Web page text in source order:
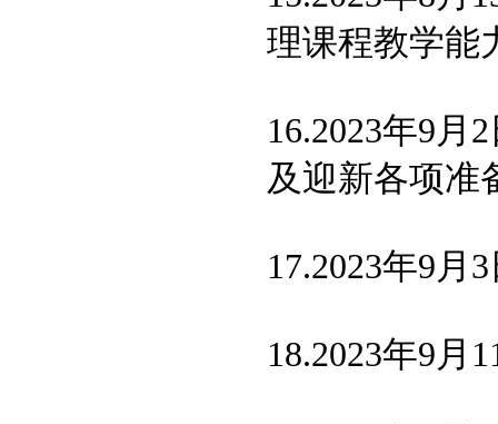
理课程教学能
16.2023年9月
及迎新各项准
17.2023年9月
18.2023年9月